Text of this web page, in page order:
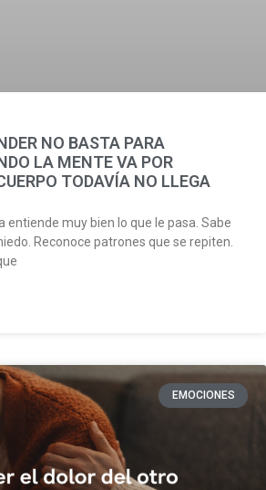
NO BASTA PARA
LA MENTE VA POR
TODAVÍA NO LLEGA
entiende muy bien lo que le pasa. Sabe
Reconoce patrones que se repiten.
EMOCIONES